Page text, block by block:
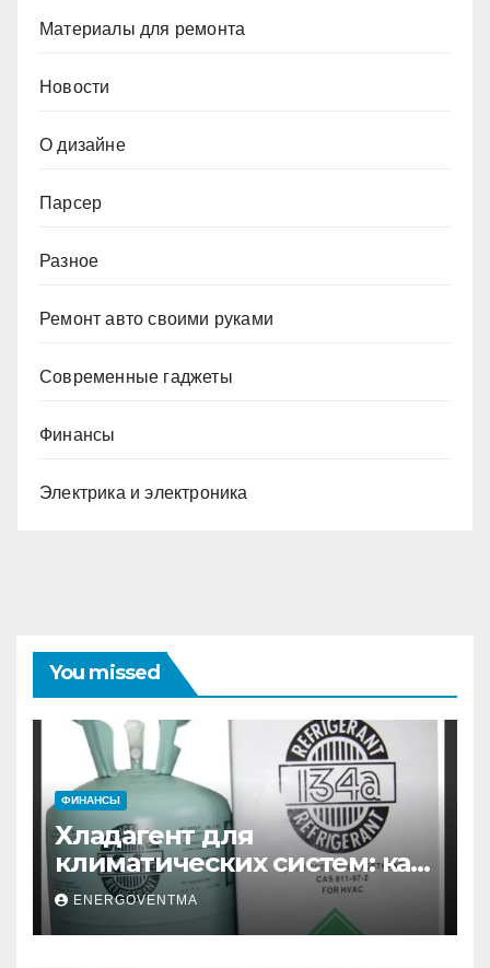
Материалы для ремонта
Новости
О дизайне
Парсер
Разное
Ремонт авто своими руками
Современные гаджеты
Финансы
Электрика и электроника
You missed
ФИНАНСЫ
Хладагент для
климатических систем: как
выбрать и купить фреон в
Санкт-Петербурге
ENERGOVENTMA